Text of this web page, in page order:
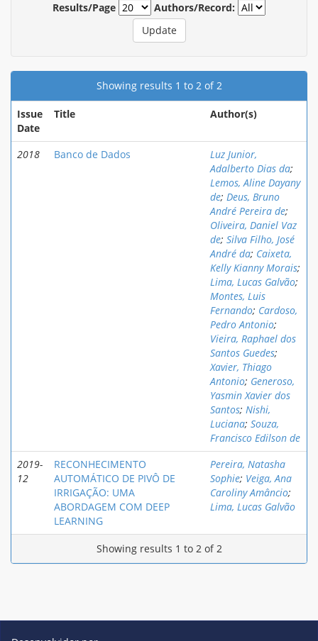
Results/Page
Authors/Record:
Showing results 1 to 2 of 2
Issue
Date
Title Author(s)
2018 Banco de Dados
Luz Junior,
Adalberto Dias da;
Lemos, Aline Dayany
de; Deus, Bruno
André Pereira de;
Oliveira, Daniel Vaz
de; Silva Filho, José
André da; Caixeta,
Kelly Kianny Morais;
Lima, Lucas Galvão;
Montes, Luis
Fernando; Cardoso,
Pedro Antonio;
Vieira, Raphael dos
Santos Guedes;
Xavier, Thiago
Antonio; Generoso,
Yasmin Xavier dos
Santos; Nishi,
Luciana; Souza,
Francisco Edilson de
2019-
12
RECONHECIMENTO
AUTOMÁTICO DE PIVÔ DE
IRRIGAÇÃO: UMA
ABORDAGEM COM DEEP
LEARNING
Pereira, Natasha
Sophie; Veiga, Ana
Caroliny Amâncio;
Lima, Lucas Galvão
Showing results 1 to 2 of 2